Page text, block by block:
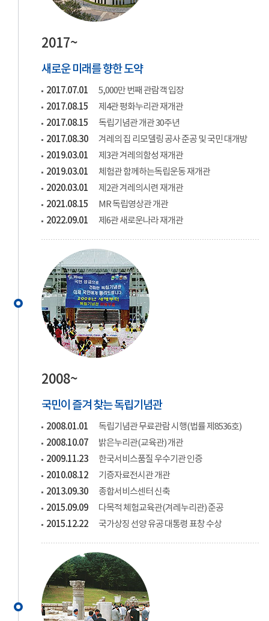
2017~
새로운 미래를 향한 도약
2017.07.01
5,000만 번째 관람객 입장
2017.08.15
제4관 평화누리관 재개관
2017.08.15
독립기념관 개관 30주년
2017.08.30
겨레의 집 리모델링 공사 준공 및 국민 대개방
2019.03.01
제3관 겨레의함성 재개관
2019.03.01
체험관 함께하는독립운동 재개관
2020.03.01
제2관 겨레의시련 재개관
2021.08.15
MR 독립영상관 개관
2022.09.01
제6관 새로운나라 재개관
2008~
국민이 즐겨 찾는 독립기념관
2008.01.01
독립기념관 무료관람 시행(법률 제8536호)
2008.10.07
밝은누리관(교육관) 개관
2009.11.23
한국서비스품질 우수기관 인증
2010.08.12
기증자료전시관 개관
2013.09.30
종합서비스센터 신축
2015.09.09
다목적 체험교육관(겨레누리관) 준공
2015.12.22
국가상징 선양 유공 대통령 표창 수상